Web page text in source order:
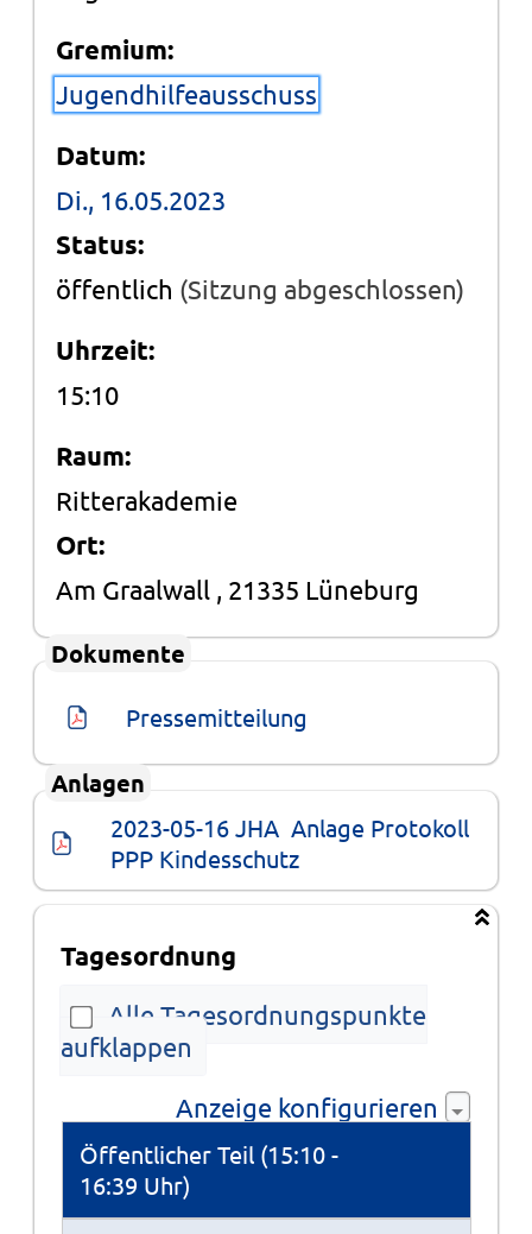
Gremium:
Jugendhilfeausschuss
Datum:
Di., 16.05.2023
Status:
öffentlich (Sitzung abgeschlossen)
Uhrzeit:
15:10
Raum:
Ritterakademie
Ort:
Am Graalwall , 21335 Lüneburg
Dokumente
Pressemitteilung
Anlagen
2023-05-16 JHA  Anlage Protokoll
PPP Kindesschutz
Tagesordnung
Alle Tagesordnungspunkte
aufklappen
Anzeige konfigurieren
Tagesordnung
Öffentlicher Teil (15:10 -
16:39 Uhr)